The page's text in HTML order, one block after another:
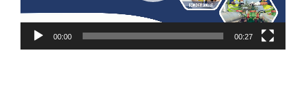
00:00 00:27